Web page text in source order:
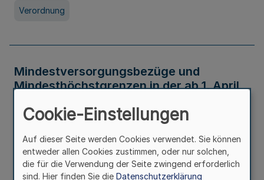
Verordnung
Mindestversorgungsbezüge und
Mindesthöchstgrenzen in der ab 1. April
Verwaltungsvorschrift
Cookie-Einstellungen
Auf dieser Seite werden Cookies verwendet. Sie können
entweder allen Cookies zustimmen, oder nur solchen,
die für die Verwendung der Seite zwingend erforderlich
sind. Hier finden Sie die Datenschutzerklärung